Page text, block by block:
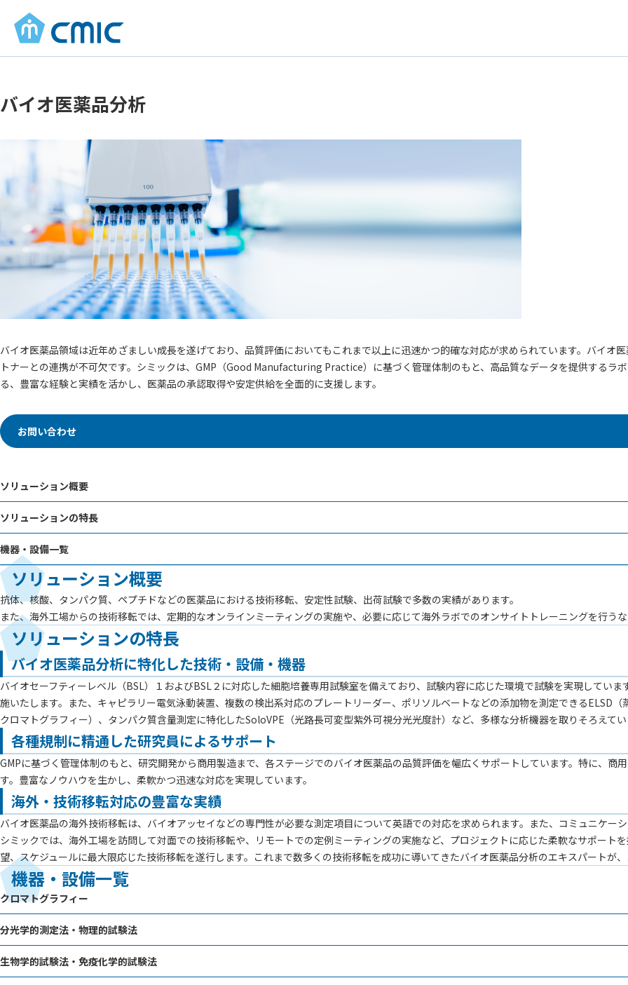
バイオ医薬品分析
バイオ医薬品領域は近年めざましい成長を遂げており、品質評価においてもこれまで以上に迅速かつ的確な対応が求められています。バイオ
トナーとの連携が不可欠です。シミックは、GMP（Good Manufacturing Practice）に基づく管理体制のもと、高品質なデータを提供するラ
る、豊富な経験と実績を活かし、医薬品の承認取得や安定供給を全面的に支援します。
お問い合わせ
ソリューション概要
ソリューションの特長
機器・設備一覧
ソリューション概要
抗体、核酸、タンパク質、ペプチドなどの医薬品における技術移転、安定性試験、出荷試験で多数の実績があります。
また、海外工場からの技術移転では、定期的なオンラインミーティングの実施や、必要に応じて海外ラボでのオンサイトトレーニングを行う
ソリューションの特長
バイオ医薬品分析に特化した技術・設備・機器
バイオセーフティーレベル（BSL）１およびBSL２に対応した細胞培養専用試験室を備えており、試験内容に応じた環境で試験を実現してい
施いたします。また、キャピラリー電気泳動装置、複数の検出系対応のプレートリーダー、ポリソルベートなどの添加物を測定できるELSD
クロマトグラフィー）、タンパク質含量測定に特化したSoloVPE（光路長可変型紫外可視分光光度計）など、多様な分析機器を取りそろえてい
各種規制に精通した研究員によるサポート
GMPに基づく管理体制のもと、研究開発から商用製造まで、各ステージでのバイオ医薬品の品質評価を幅広くサポートしています。特に、
す。豊富なノウハウを生かし、柔軟かつ迅速な対応を実現しています。
海外・技術移転対応の豊富な実績
バイオ医薬品の海外技術移転は、バイオアッセイなどの専門性が必要な測定項目について英語での対応を求められます。また、コミュニケー
シミックでは、海外工場を訪問して対面での技術移転や、リモートでの定例ミーティングの実施など、プロジェクトに応じた柔軟なサポート
望、スケジュールに最大限応じた技術移転を遂行します。これまで数多くの技術移転を成功に導いてきたバイオ医薬品分析のエキスパートが
機器・設備一覧
クロマトグラフィー
分光学的測定法・物理的試験法
生物学的試験法・免疫化学的試験法